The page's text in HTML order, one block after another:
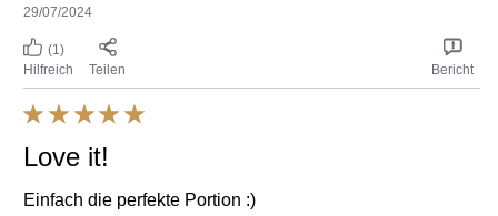
29/07/2024
(1)
Hilfreich
Teilen Bericht
Love it!
Einfach die perfekte Portion :)